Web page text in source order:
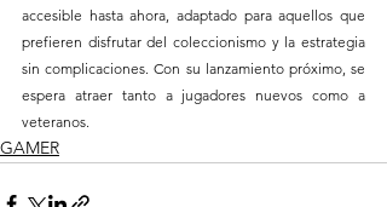
accesible hasta ahora, adaptado para aquellos que
prefieren disfrutar del coleccionismo y la estrategia
sin complicaciones. Con su lanzamiento próximo, se
espera atraer tanto a jugadores nuevos como a
veteranos.
GAMER